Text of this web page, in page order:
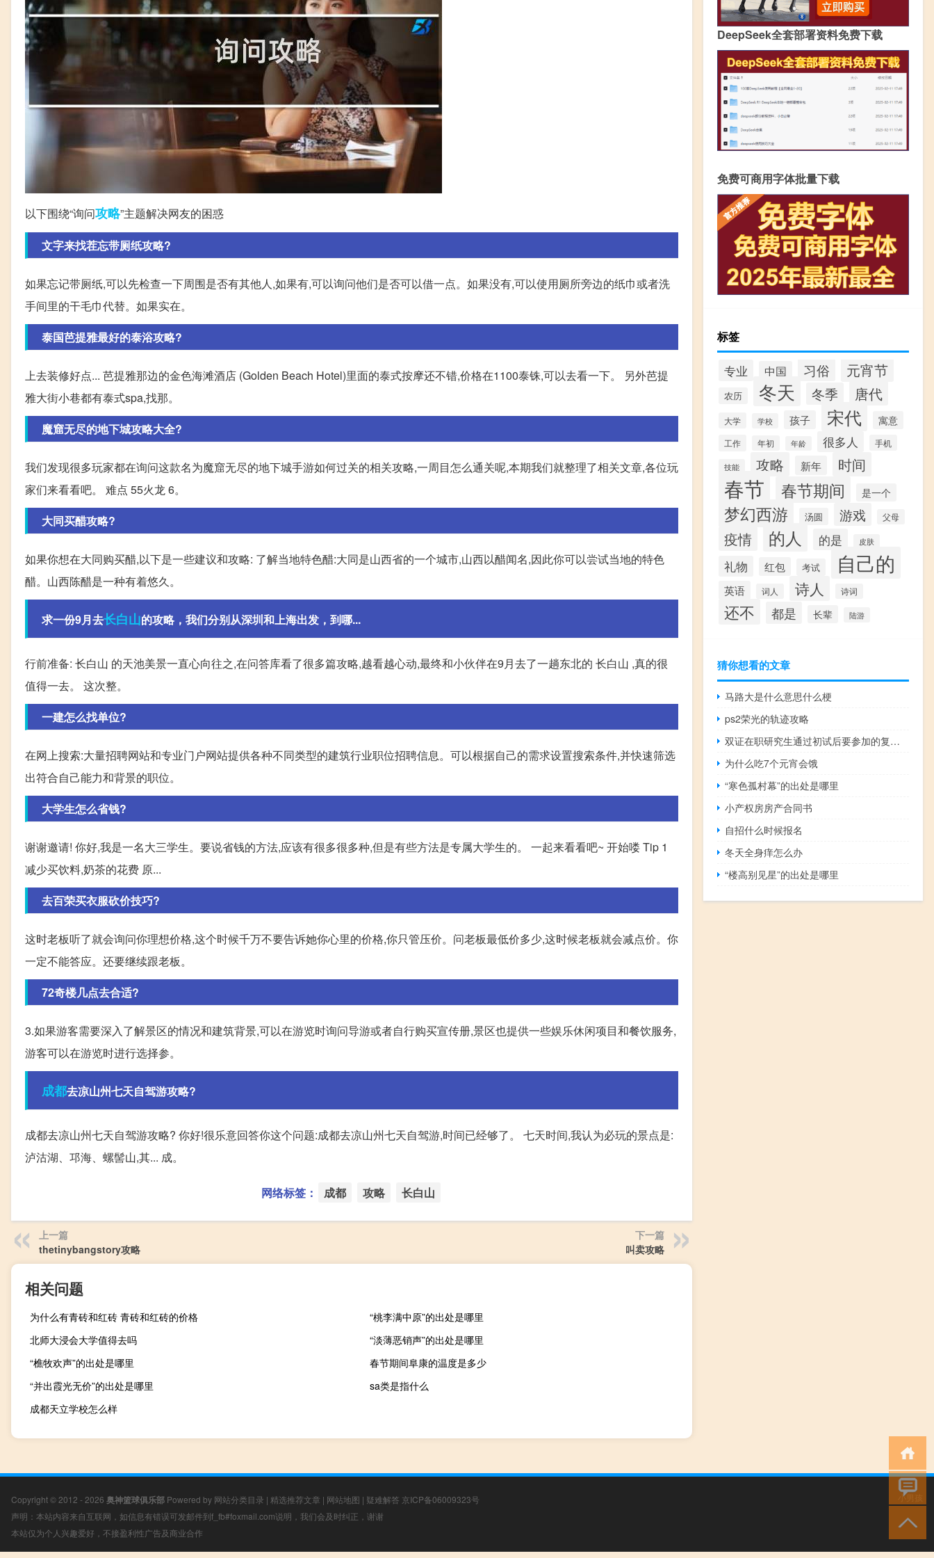
以下围绕“询问攻略”主题解决网友的困惑
文字来找茬忘带厕纸攻略?
如果忘记带厕纸,可以先检查一下周围是否有其他人,如果有,可以询问他们是否可以借一点。如果没有,可以使用厕所旁边的纸巾或者洗
手间里的干毛巾代替。如果实在。
泰国芭提雅最好的泰浴攻略?
上去装修好点... 芭提雅那边的金色海滩酒店 (Golden Beach Hotel)里面的泰式按摩还不错,价格在1100泰铢,可以去看一下。 另外芭提
雅大街小巷都有泰式spa,找那。
魔窟无尽的地下城攻略大全?
我们发现很多玩家都在询问这款名为魔窟无尽的地下城手游如何过关的相关攻略,一周目怎么通关呢,本期我们就整理了相关文章,各位玩
家们来看看吧。 难点 55火龙 6。
大同买醋攻略?
如果你想在大同购买醋,以下是一些建议和攻略: 了解当地特色醋:大同是山西省的一个城市,山西以醋闻名,因此你可以尝试当地的特色
醋。山西陈醋是一种有着悠久。
求一份9月去长白山的攻略，我们分别从深圳和上海出发，到哪...
行前准备: 长白山 的天池美景一直心向往之,在问答库看了很多篇攻略,越看越心动,最终和小伙伴在9月去了一趟东北的 长白山 ,真的很
值得一去。 这次整。
一建怎么找单位?
在网上搜索:大量招聘网站和专业门户网站提供各种不同类型的建筑行业职位招聘信息。可以根据自己的需求设置搜索条件,并快速筛选
出符合自己能力和背景的职位。
大学生怎么省钱?
谢谢邀请! 你好,我是一名大三学生。要说省钱的方法,应该有很多很多种,但是有些方法是专属大学生的。 一起来看看吧~ 开始喽 Tip 1
减少买饮料,奶茶的花费 原...
去百荣买衣服砍价技巧?
这时老板听了就会询问你理想价格,这个时候千万不要告诉她你心里的价格,你只管压价。问老板最低价多少,这时候老板就会减点价。你
一定不能答应。还要继续跟老板。
72奇楼几点去合适?
3.如果游客需要深入了解景区的情况和建筑背景,可以在游览时询问导游或者自行购买宣传册,景区也提供一些娱乐休闲项目和餐饮服务,
游客可以在游览时进行选择参。
成都去凉山州七天自驾游攻略?
成都去凉山州七天自驾游攻略? 你好!很乐意回答你这个问题:成都去凉山州七天自驾游,时间已经够了。 七天时间,我认为必玩的景点是:
泸沽湖、邛海、螺髻山,其... 成。
网络标签： 成都 攻略 长白山
上一篇
thetinybangstory攻略
下一篇
叫卖攻略
相关问题
为什么有青砖和红砖 青砖和红砖的价格
“桃李满中原”的出处是哪里
北师大浸会大学值得去吗
“淡薄恶销声”的出处是哪里
“樵牧欢声”的出处是哪里
春节期间阜康的温度是多少
“并出霞光无价”的出处是哪里
sa类是指什么
成都天立学校怎么样
DeepSeek全套部署资料免费下载
免费可商用字体批量下载
标签
专业 中国 习俗 元宵节
农历 冬天 冬季 唐代
大学 学校 孩子 宋代 寓意
工作 年初 年龄 很多人 手机
技能 攻略 新年 时间
春节 春节期间 是一个
梦幻西游 汤圆 游戏 父母
疫情 的人 的是 皮肤
礼物 红包 考试 自己的
英语 词人 诗人 诗词
还不 都是 长辈 陆游
猜你想看的文章
马路大是什么意思什么梗
ps2荣光的轨迹攻略
双证在职研究生通过初试后要参加的复试科目都有哪些
为什么吃7个元宵会饿
“寒色孤村幕”的出处是哪里
小产权房房产合同书
自招什么时候报名
冬天全身痒怎么办
“楼高别见星”的出处是哪里
Copyright © 2012 - 2026 奥神篮球俱乐部 Powered by 网站分类目录 | 精选推荐文章 | 网站地图 | 疑难解答 京ICP备06009323号
声明：本站内容来自互联网，如信息有错误可发邮件到f_fb#foxmail.com说明，我们会及时纠正，谢谢
本站仅为个人兴趣爱好，不接盈利性广告及商业合作
小男孩